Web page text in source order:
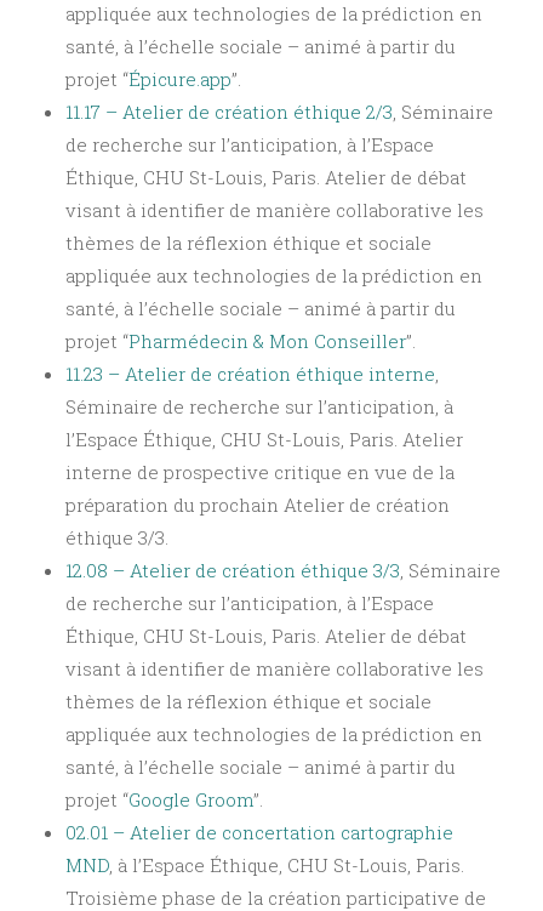
appliquée aux technologies de la prédiction en
santé, à l’échelle sociale – animé à partir du
projet “Épicure.app”.
11.17 – Atelier de création éthique 2/3, Séminaire
de recherche sur l’anticipation, à l’Espace
Éthique, CHU St-Louis, Paris. Atelier de débat
visant à identifier de manière collaborative les
thèmes de la réflexion éthique et sociale
appliquée aux technologies de la prédiction en
santé, à l’échelle sociale – animé à partir du
projet “Pharmédecin & Mon Conseiller”.
11.23 – Atelier de création éthique interne,
Séminaire de recherche sur l’anticipation, à
l’Espace Éthique, CHU St-Louis, Paris. Atelier
interne de prospective critique en vue de la
préparation du prochain Atelier de création
éthique 3/3.
12.08 – Atelier de création éthique 3/3, Séminaire
de recherche sur l’anticipation, à l’Espace
Éthique, CHU St-Louis, Paris. Atelier de débat
visant à identifier de manière collaborative les
thèmes de la réflexion éthique et sociale
appliquée aux technologies de la prédiction en
santé, à l’échelle sociale – animé à partir du
projet “Google Groom”.
02.01 – Atelier de concertation cartographie
MND, à l’Espace Éthique, CHU St-Louis, Paris.
Troisième phase de la création participative de